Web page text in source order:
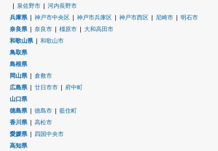
泉佐野市
河内長野市
兵庫県
神戸市中央区 神戸市兵庫区 神戸市西区 尼崎市
明石市
奈良県
奈良市 橿原市
大和高田市
和歌山県
和歌山市
鳥取県
島根県
岡山県
倉敷市
広島県
廿日市市
府中町
山口県
徳島県
徳島市
藍住町
香川県
高松市
愛媛県
四国中央市
高知県